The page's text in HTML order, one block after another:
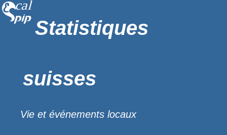
Statistiques
suisses
Vie et événements locaux